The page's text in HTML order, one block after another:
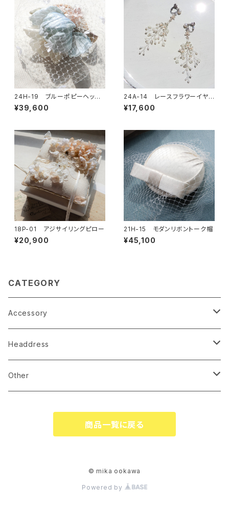
24H-19 ブルーポピーヘッド
ドレス
¥39,600
24A-14 レースフラワーイヤリ
ングorピアス
¥17,600
18P-01 アジサイリングピロー
¥20,900
21H-15 モダンリボントーク帽
¥45,100
CATEGORY
Accessory
earrings
pierce
Headdress
linestone comb
Other
商品一覧に戻る
© mika ookawa
Powered by